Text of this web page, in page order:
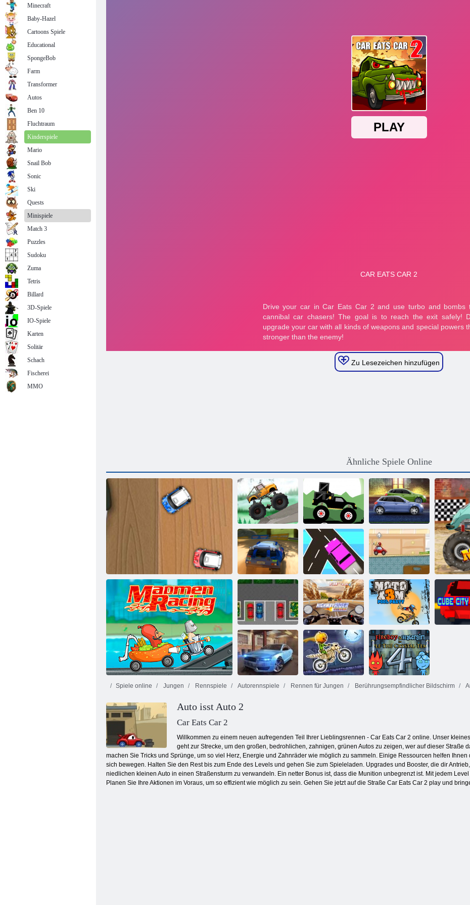
Zu Lesezeichen hinzufügen
Ähnliche Spiele Online
Mini Rennen-Ansturm
LKW-Versuche
Monster Truck
Forest-Lieferung
Mächtige
Motoren
Rallye Punkt 6
Verkehr läuft
online
Verrückte Rennen
Paintball -
Rennfahrer
Parken
Leidenschaft
Highway Fahrer
Extrem
Moto X3M Pool
Party
Spiele online Jungen Rennspiele Autorennspiele Rennen für Jungen Berührungsempfindlicher Bildschirm
Auto isst Auto 2
Car Eats Car 2
Willkommen zu einem neuen aufregenden Teil Ihrer Lieblingsrennen - Car Eats Car 2 online. Unser
geht zur Strecke, um den großen, bedrohlichen, zahnigen, grünen Autos zu zeigen, wer auf dieser Straße
machen Sie Tricks und Sprünge, um so viel Herz, Energie und Zahnräder wie möglich zu sammeln. Einige Ressourcen helfen
sich bewegen. Halten Sie den Rest bis zum Ende des Levels und gehen Sie zum Spieleladen. Upgrades und Booster, die dir
niedlichen kleinen Auto in einen Straßensturm zu verwandeln. Ein netter Bonus ist, dass die Munition unbegrenzt ist. Mit jedem
Planen Sie Ihre Aktionen im Voraus, um so effizient wie möglich zu sein. Gehen Sie jetzt auf die Straße Car Eats Car 2 play und
Minecraft
Baby-Hazel
Cartoons Spiele
Educational
SpongeBob
Farm
Transformer
Autos
Ben 10
Fluchtraum
Kinderspiele
Mario
Snail Bob
Sonic
Ski
Quests
Minispiele
Match 3
Puzzles
Sudoku
Zuma
Tetris
Billard
3D-Spiele
IO-Spiele
Karten
Solitär
Schach
Fischerei
MMO